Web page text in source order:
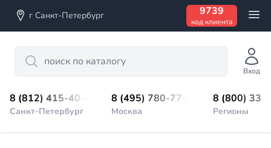
г Санкт-Петербург 9739
код клиента
Search
Вход
8 (812) 415-40-45
Санкт-Петербург
8 (495) 780-77-98
Москва
8 (800)
Регионы